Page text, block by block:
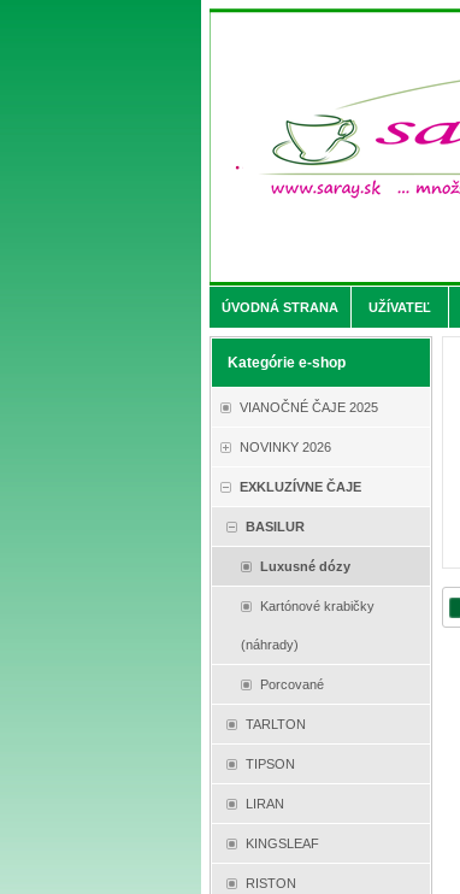
ÚVODNÁ STRANA UŽÍVATEĽ
Kategórie e-shop
VIANOČNÉ ČAJE 2025
NOVINKY 2026
EXKLUZÍVNE ČAJE
BASILUR
Luxusné dózy
Kartónové krabičky
(náhrady)
Porcované
TARLTON
TIPSON
LIRAN
KINGSLEAF
RISTON